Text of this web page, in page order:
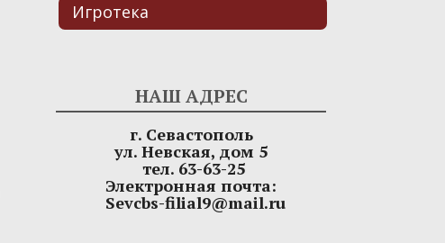
Игротека
НАШ АДРЕС
г. Севастополь
ул. Невская, дом 5
тел. 63-63-25
Электронная почта:
Sevcbs-filial9@mail.ru